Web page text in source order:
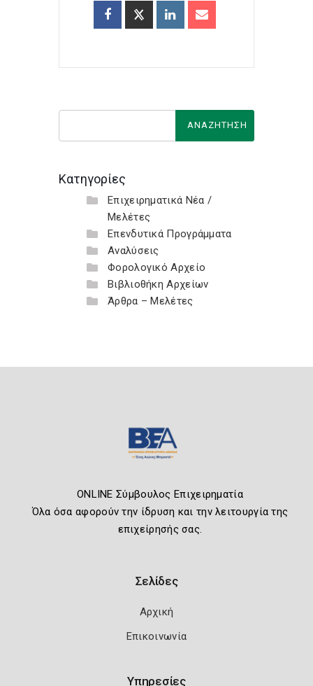
Κατηγορίες
Επιχειρηματικά Νέα /
Μελέτες
Επενδυτικά Προγράμματα
Αναλύσεις
Φορολογικό Αρχείο
Βιβλιοθήκη Αρχείων
Άρθρα – Μελέτες
ONLINE Σύμβουλος Επιχειρηματία
Όλα όσα αφορούν την ίδρυση και την λειτουργία της
επιχείρησής σας.
Σελίδες
Αρχική
Επικοινωνία
Υπηρεσίες